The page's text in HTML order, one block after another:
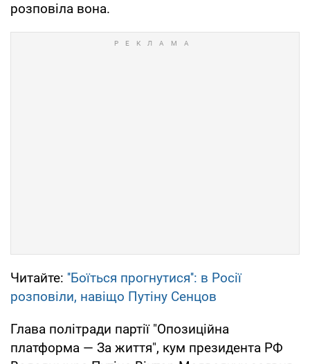
розповіла вона.
Читайте: ''Боїться прогнутися'': в Росії
розповіли, навіщо Путіну Сенцов
Глава політради партії "Опозиційна
платформа — За життя", кум президента РФ